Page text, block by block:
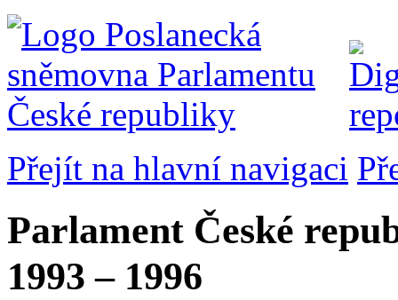
Přejít na hlavní navigaci
Parlament České
1993 – 1996